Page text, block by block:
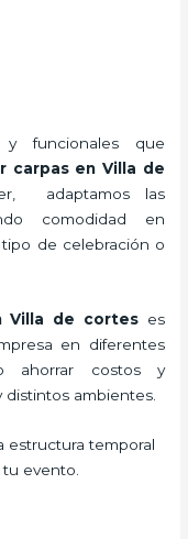
y funcionales que
carpasen Villa de
adaptamos las
comodidad en
de celebración o
Villa de cortes es
en diferentes
ahorrar costos y
ambientes.
estructura temporal
evento.